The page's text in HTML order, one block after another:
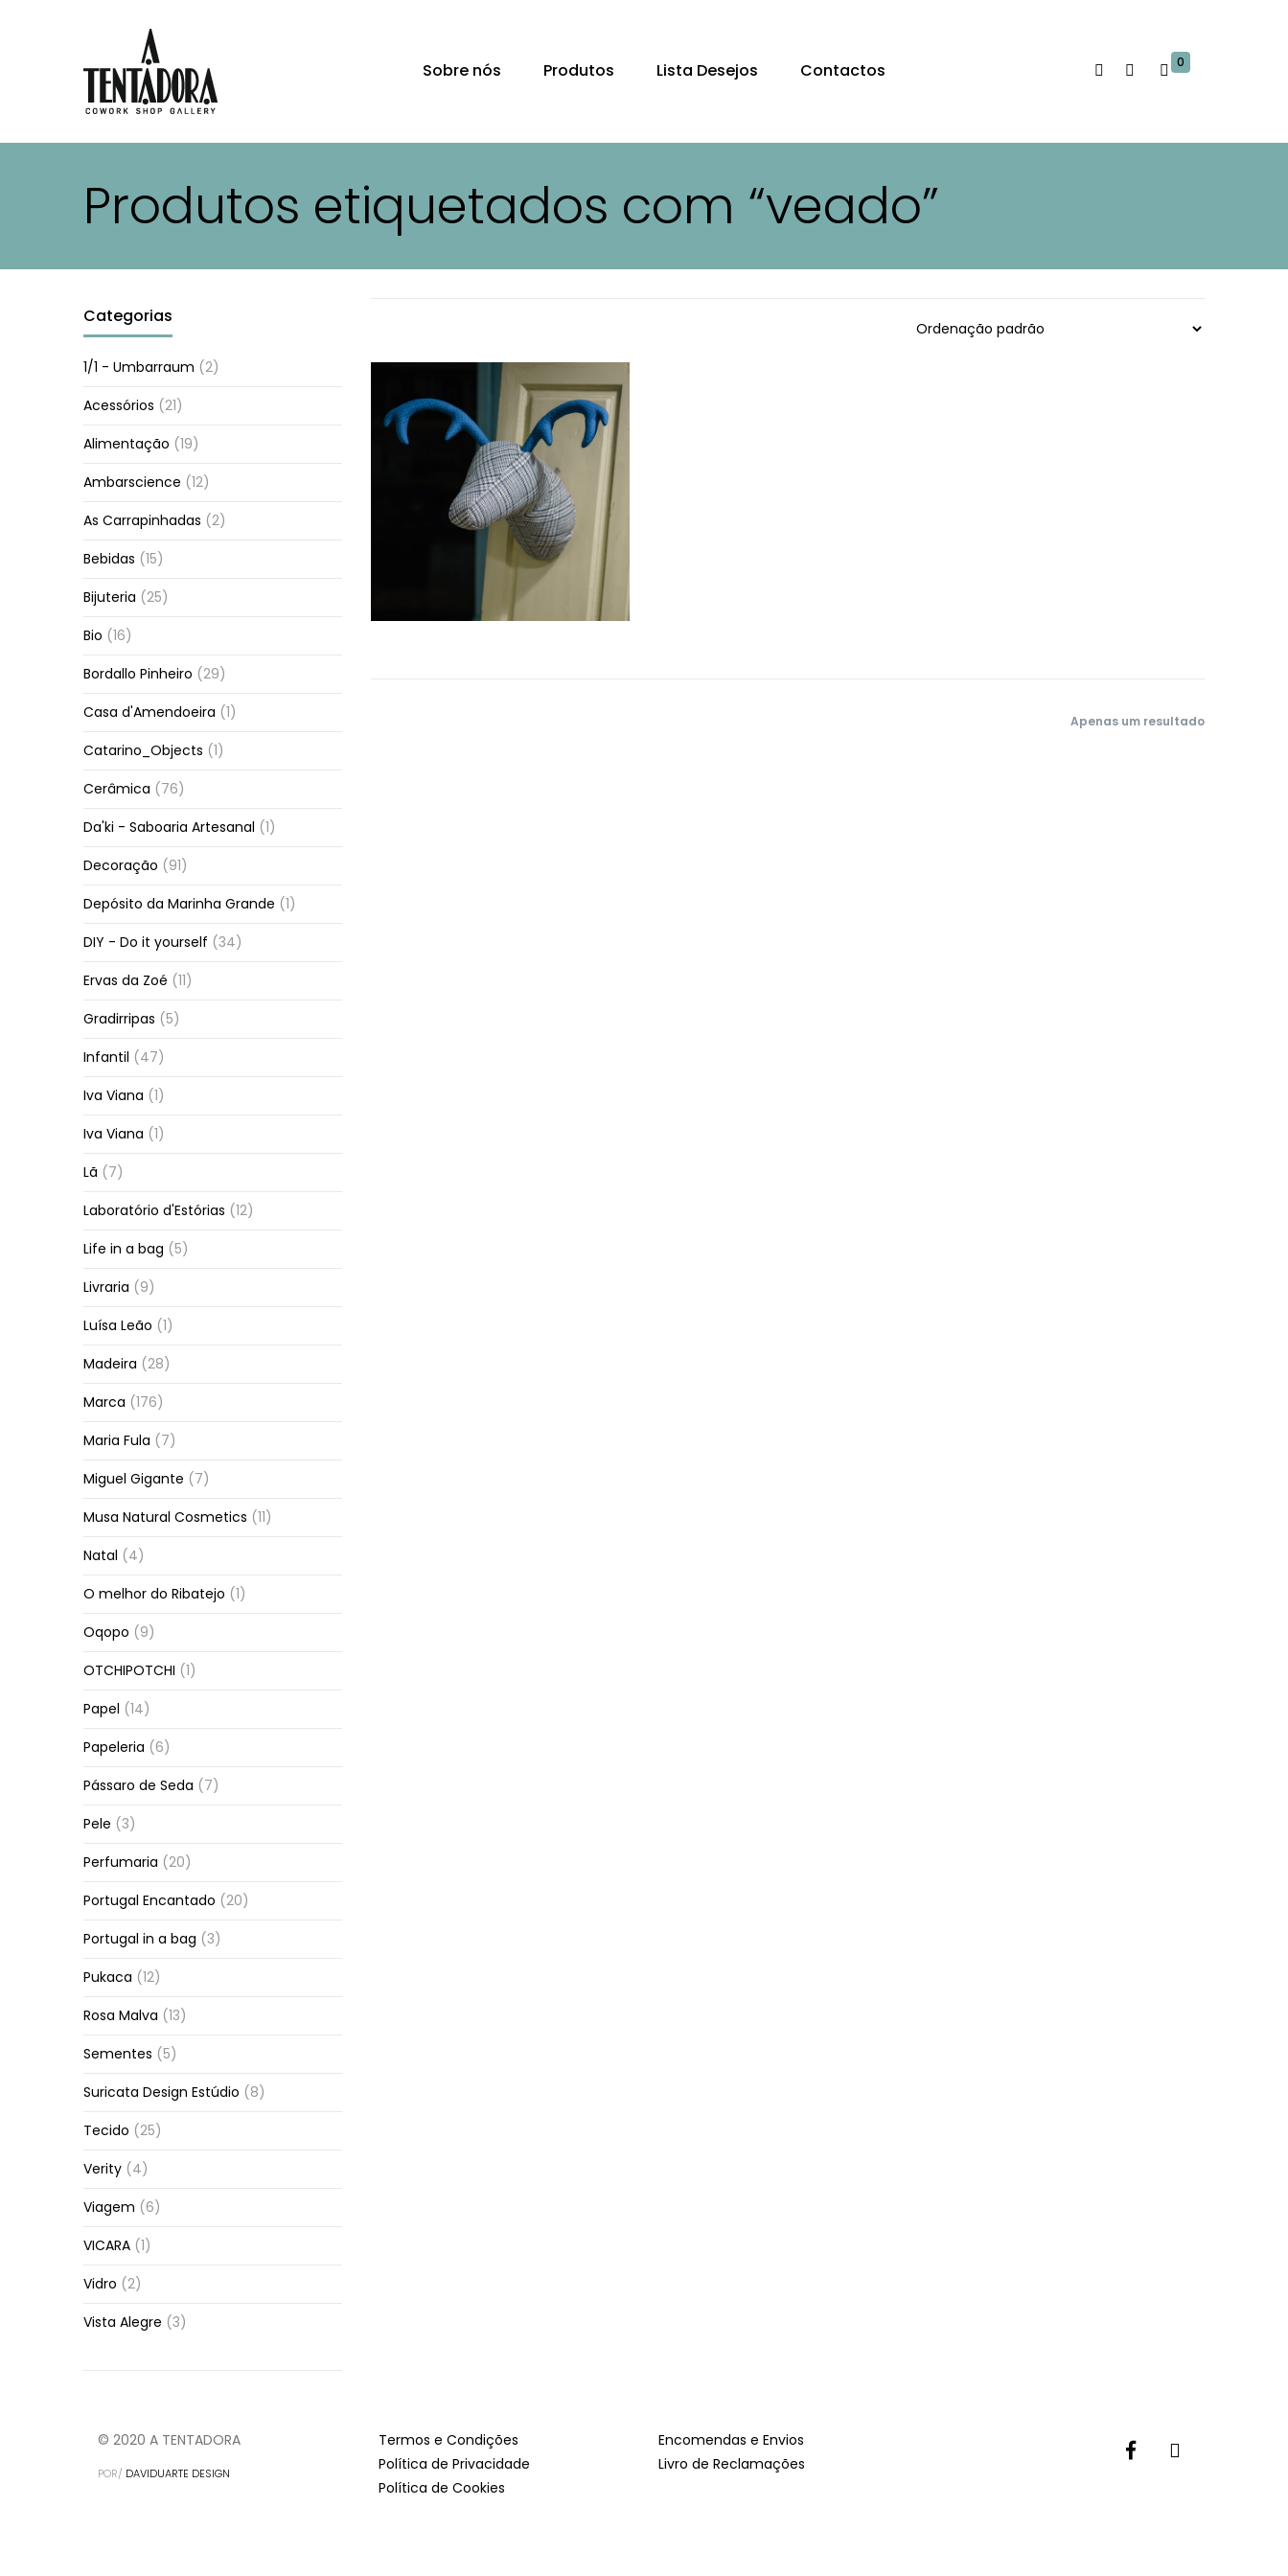
Sobre nós Produtos Lista Desejos Contactos 0
Produtos etiquetados com “veado”
Categorias
1/1 - Umbarraum (2)
Acessórios (21)
Alimentação (19)
Ambarscience (12)
As Carrapinhadas (2)
Bebidas (15)
Bijuteria (25)
Bio (16)
Bordallo Pinheiro (29)
Casa d'Amendoeira (1)
Catarino_Objects (1)
Cerâmica (76)
Da'ki - Saboaria Artesanal (1)
Decoração (91)
Depósito da Marinha Grande (1)
DIY - Do it yourself (34)
Ervas da Zoé (11)
Gradirripas (5)
Infantil (47)
Iva Viana (1)
Iva Viana (1)
Lã (7)
Laboratório d'Estórias (12)
Life in a bag (5)
Livraria (9)
Luísa Leão (1)
Madeira (28)
Marca (176)
Maria Fula (7)
Miguel Gigante (7)
Musa Natural Cosmetics (11)
Natal (4)
O melhor do Ribatejo (1)
Oqopo (9)
OTCHIPOTCHI (1)
Papel (14)
Papeleria (6)
Pássaro de Seda (7)
Pele (3)
Perfumaria (20)
Portugal Encantado (20)
Portugal in a bag (3)
Pukaca (12)
Rosa Malva (13)
Sementes (5)
Suricata Design Estúdio (8)
Tecido (25)
Verity (4)
Viagem (6)
VICARA (1)
Vidro (2)
Vista Alegre (3)
Apenas um resultado
© 2020 A TENTADORA
POR/ DAVIDUARTE DESIGN
Termos e Condições
Política de Privacidade
Política de Cookies
Encomendas e Envios
Livro de Reclamações